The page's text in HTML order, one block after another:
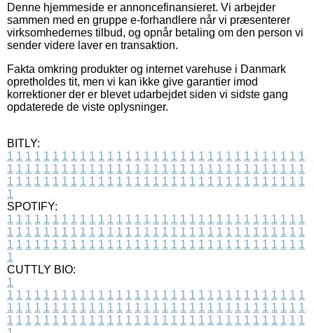
Denne hjemmeside er annoncefinansieret. Vi arbejder
sammen med en gruppe e-forhandlere når vi præsenterer
virksomhedernes tilbud, og opnår betaling om den person vi
sender videre laver en transaktion.
Fakta omkring produkter og internet varehuse i Danmark
opretholdes tit, men vi kan ikke give garantier imod
korrektioner der er blevet udarbejdet siden vi sidste gang
opdaterede de viste oplysninger.
BITLY:
1 1 1 1 1 1 1 1 1 1 1 1 1 1 1 1 1 1 1 1 1 1 1 1 1 1 1 1 1 1 1 1 1
1 1 1 1 1 1 1 1 1 1 1 1 1 1 1 1 1 1 1 1 1 1 1 1 1 1 1 1 1 1 1 1 1
1 1 1 1 1 1 1 1 1 1 1 1 1 1 1 1 1 1 1 1 1 1 1 1 1 1 1 1 1 1 1 1 1
1
SPOTIFY:
1 1 1 1 1 1 1 1 1 1 1 1 1 1 1 1 1 1 1 1 1 1 1 1 1 1 1 1 1 1 1 1 1
1 1 1 1 1 1 1 1 1 1 1 1 1 1 1 1 1 1 1 1 1 1 1 1 1 1 1 1 1 1 1 1 1
1 1 1 1 1 1 1 1 1 1 1 1 1 1 1 1 1 1 1 1 1 1 1 1 1 1 1 1 1 1 1 1 1
1
CUTTLY BIO:
1
1 1 1 1 1 1 1 1 1 1 1 1 1 1 1 1 1 1 1 1 1 1 1 1 1 1 1 1 1 1 1 1 1
1 1 1 1 1 1 1 1 1 1 1 1 1 1 1 1 1 1 1 1 1 1 1 1 1 1 1 1 1 1 1 1 1
1 1 1 1 1 1 1 1 1 1 1 1 1 1 1 1 1 1 1 1 1 1 1 1 1 1 1 1 1 1 1 1 1